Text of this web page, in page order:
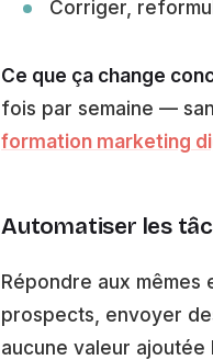
Corriger,
Ce que ça change
fois par semaine —
formation marketing
Automatiser les
Répondre aux mêmes
prospects, envoyer
aucune valeur ajoutée